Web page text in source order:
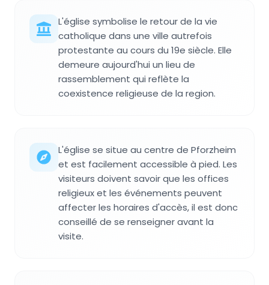
L'église symbolise le retour de la vie
catholique dans une ville autrefois
protestante au cours du 19e siècle. Elle
demeure aujourd'hui un lieu de
rassemblement qui reflète la
coexistence religieuse de la region.
L'église se situe au centre de Pforzheim
et est facilement accessible à pied. Les
visiteurs doivent savoir que les offices
religieux et les événements peuvent
affecter les horaires d'accès, il est donc
conseillé de se renseigner avant la
visite.